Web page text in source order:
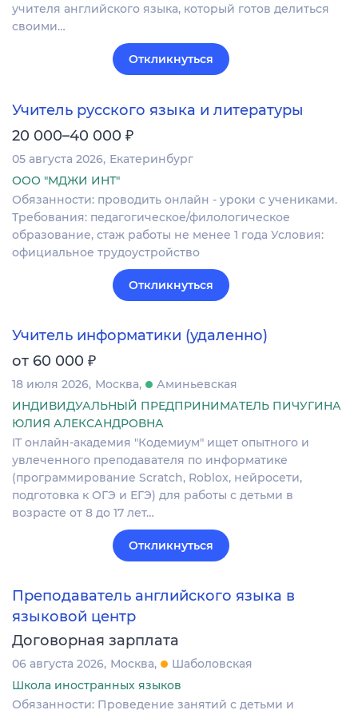
учителя английского языка, который готов делиться
своими…
Откликнуться
Учитель русского языка и литературы
20 000–40 000 ₽
05 августа 2026 Екатеринбург
ООО "МДЖИ ИНТ"
Обязанности: проводить онлайн - уроки с учениками.
Требования: педагогическое/филологическое
образование, стаж работы не менее 1 года Условия:
официальное трудоустройство
Откликнуться
Учитель информатики (удаленно)
от 60 000 ₽
18 июля 2026 Москва
Аминьевская
ИНДИВИДУАЛЬНЫЙ ПРЕДПРИНИМАТЕЛЬ ПИЧУГИНА
ЮЛИЯ АЛЕКСАНДРОВНА
IT онлайн-академия "Кодемиум" ищет опытного и
увлеченного преподавателя по информатике
(программирование Scratch, Roblox, нейросети,
подготовка к ОГЭ и ЕГЭ) для работы с детьми в
возрасте от 8 до 17 лет…
Откликнуться
Преподаватель английского языка в
языковой центр
Договорная зарплата
06 августа 2026 Москва
Шаболовская
Школа иностранных языков
Обязанности: Проведение занятий с детьми и